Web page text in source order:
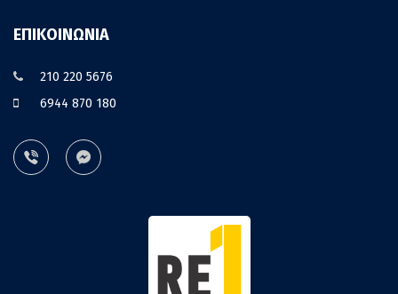
ΕΠΙΚΟΙΝΩΝΙΑ
210 220 5676
6944 870 180